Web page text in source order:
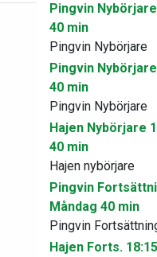
Pingvin
40 min
Pingvin Nybörjare
Pingvin
40 min
Pingvin Nybörjare
Hajen Nybörjare
40 min
Hajen nybörjare
Pingvin
Måndag 40 min
Pingvin
Hajen Forts.